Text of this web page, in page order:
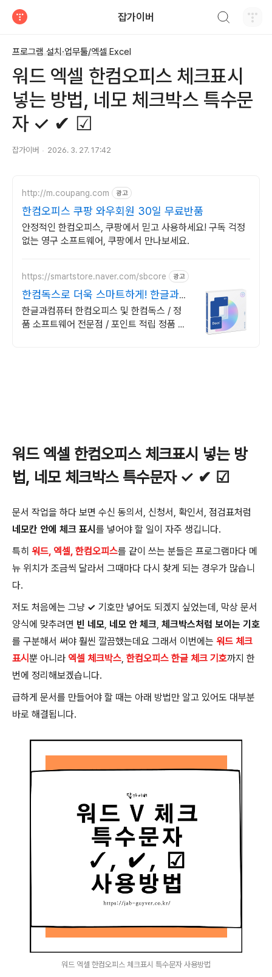
잡가이버
프로그램 설치·업무툴/엑셀 Excel
워드 엑셀 한컴오피스 체크표시
넣는 방법, 네모 체크박스 특수문
자 ✓ ✔ ☑
잡가이버 2026. 3. 27. 17:42
http://m.coupang.com 광고
한컴오피스 쿠팡 와우회원 30일 무료반품
안정적인 한컴오피스, 쿠팡에서 믿고 사용하세요! 구독 걱정
없는 영구 소프트웨어, 쿠팡에서 만나보세요.
https://smartstore.naver.com/sbcore 광고
한컴독스로 더욱 스마트하게! 한글과컴
퓨터 정품 인증점
한글과컴퓨터 한컴오피스 및 한컴독스 / 정
품 소프트웨어 전문점 / 포인트 적립 정품 소
워드 엑셀 한컴오피스 체크표시 넣는 방
법, 네모 체크박스 특수문자 ✓ ✔ ☑
문서 작업을 하다 보면 수신 동의서, 신청서, 확인서, 점검표처럼
네모칸 안에 체크 표시 를 넣어야 할 일이 자주 생깁니다.
특히 워드, 엑셀, 한컴오피스를 같이 쓰는 분들은 프로그램마다 메
뉴 위치가 조금씩 달라서 그때마다 다시 찾게 되는 경우가 많습니
다.
저도 처음에는 그냥 ✓ 기호만 넣어도 되겠지 싶었는데, 막상 문서
양식에 맞추려면 빈 네모, 네모 안 체크, 체크박스처럼 보이는 기호
를 구분해서 써야 훨씬 깔끔했는데요 그래서 이번에는 워드 체크
표시 뿐 아니라 엑셀 체크박스, 한컴오피스 한글 체크 기호까지 한
번에 정리해보겠습니다.
급하게 문서를 만들어야 할 때는 아래 방법만 알고 있어도 대부분
바로 해결됩니다.
워드 엑셀 한컴오피스 체크표시 특수문자 사용방법